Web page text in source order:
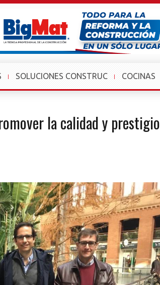
SOLUCIONES CONSTRUC COCINAS
la calidad y prestigio